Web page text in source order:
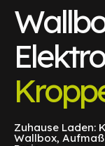
Zuhause Laden:
Wallbox,